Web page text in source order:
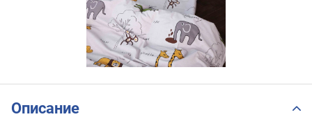
Описание